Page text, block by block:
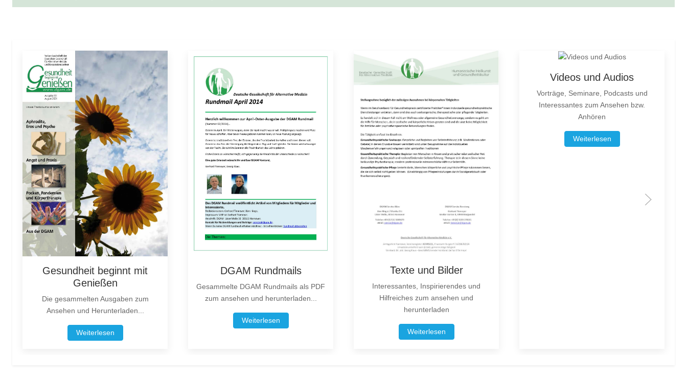
Gesundheit beginnt mit
Genießen
Die gesammelten Ausgaben zum
Ansehen und Herunterladen...
Weiterlesen
DGAM Rundmails
Gesammelte DGAM Rundmails als PDF
zum ansehen und herunterladen...
Weiterlesen
Texte und Bilder
Interessantes, Inspirierendes und
Hilfreiches zum ansehen und
herunterladen
Weiterlesen
Videos und Audios
Vorträge, Seminare, Podcasts und
Interessantes zum Ansehen bzw.
Anhören
Weiterlesen